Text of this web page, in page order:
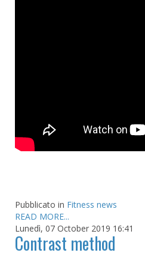
Pubblicato in Fitness news
READ MORE...
Lunedì, 07 October 2019 16:41
Contrast method